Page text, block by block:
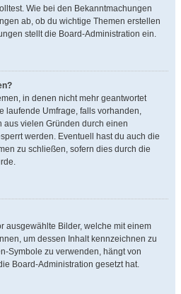
Wie bei den Bekanntmachungen
ab, ob du wichtige Themen erstellen
stellt die Board-Administration ein.
in denen nicht mehr geantwortet
laufende Umfrage, falls vorhanden,
aus vielen Gründen durch einen
werden. Eventuell hast du auch die
zu schließen, sofern dies durch die
ausgewählte Bilder, welche mit einem
um dessen Inhalt kennzeichnen zu
Symbole zu verwenden, hängt von
Board-Administration gesetzt hat.